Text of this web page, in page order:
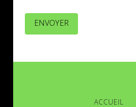
ENVOYER
ACCUEIL